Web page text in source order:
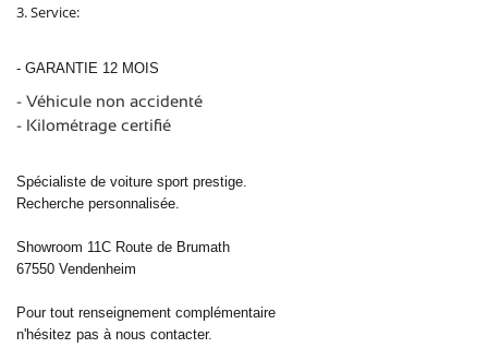
3.Service:
- GARANTIE 12 MOIS
- Véhicule non accidenté
- Kilométrage certifié
Spécialiste de voiture sport prestige.
Recherche personnalisée.
Showroom 11C Route de Brumath
67550 Vendenheim
Pour tout renseignement complémentaire
n'hésitez pas à nous contacter.